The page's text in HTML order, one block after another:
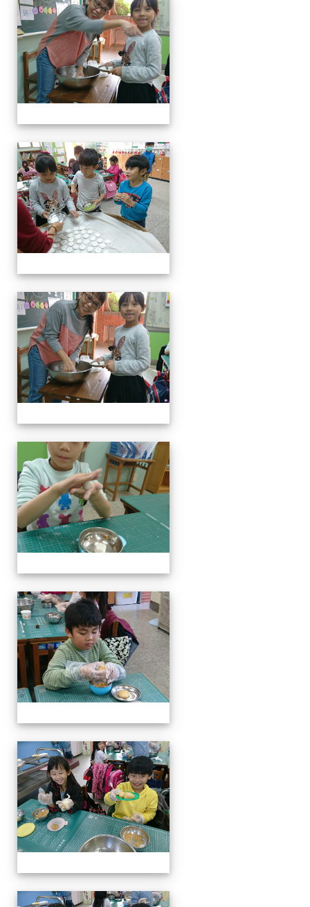
客家美食饗宴
客家美食饗宴
客家美食饗宴
客家美食饗宴
客家美食饗宴